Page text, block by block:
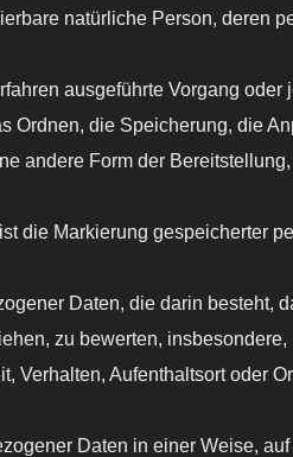
natürliche Person, deren
ausgeführte Vorgang
die Speicherung, die
andere Form der
die Markierung gespeicherter
Daten, die darin besteht,
zu bewerten,
Verhalten, Aufenthaltsort oder
Daten in einer Weise,